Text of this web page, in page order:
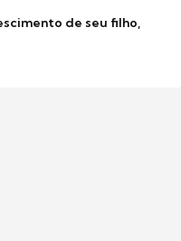
de seu filho,